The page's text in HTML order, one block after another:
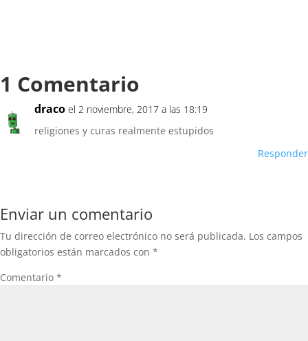
1 Comentario
draco el 2 noviembre, 2017 a las 18:19
religiones y curas realmente estupidos
Responder
Enviar un comentario
Tu dirección de correo electrónico no será publicada. Los campos
obligatorios están marcados con *
Comentario *